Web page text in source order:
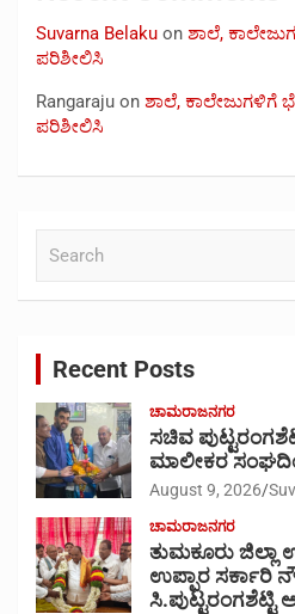
Suvarna Belaku on ಶಾಲೆ,
ಪರಿಶೀಲಿಸಿ
Rangaraju on ಶಾಲೆ, ಕಾಲೇಜುಗಳಿಗೆ
ಪರಿಶೀಲಿಸಿ
Recent Posts
ಚಾಮರಾಜನಗರ
ಸಚಿವ
ಮಾಲೀಕರ
August 9, 2026
ಚಾಮರಾಜನಗರ
ತುಮಕೂರು ಜಿಲ್ಲಾ
ಉಪ್ಪಾರ
ಸಿ.ಪುಟ್ಟರಂಗಶೆಟ್ಟಿ